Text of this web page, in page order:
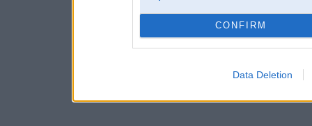
CONFIRM
Data Deletion